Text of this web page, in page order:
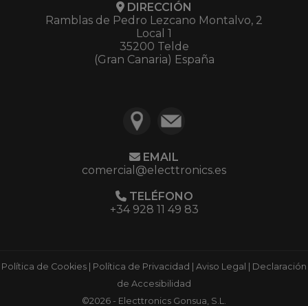
DIRECCIÓN
Ramblas de Pedro Lezcano Montalvo, 2
Local 1
35200 Telde
(Gran Canaria) España
EMAIL
comercial@electtronics.es
TELÉFONO
+34 928 11 49 83
Política de Cookies Política de Privacidad Aviso Legal
Declaración
de Accesibilidad
©2026 - Electtronics Gonsua, S.L.